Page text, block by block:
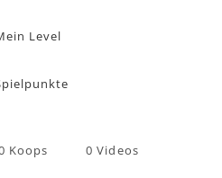
Level
Koops 0 Videos